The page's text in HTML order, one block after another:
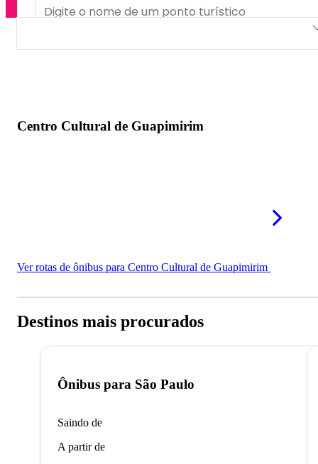
Centro Cultural de Guapimirim
Ver rotas de ônibus para Centro Cultural de Guapimirim
Destinos mais procurados
Ônibus para São Paulo
Saindo de
A partir de